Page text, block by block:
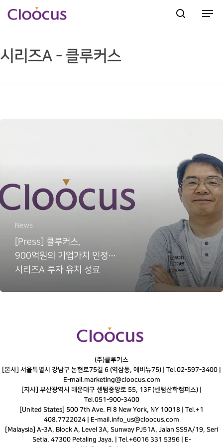
Hit enter to search or ESC to close
시리즈A - 클루커스
News
[Press] 클루커스,
900억원의 기업가치 인정…
시리즈A 투자 유치 성료
(주)클루커스
[본사] 서울특별시 강남구 논현로75길 6 (역삼동, 에비뉴75) | Tel.02-597-3400
E-mail.marketing@cloocus.com
[지사] 부산광역시 해운대구 센텀중앙로 55, 13F (센텀산학캠퍼스) |
Tel.051-900-3400
[United States] 500 7th Ave. Fl 8 New York, NY 10018 | Tel.+1
408.7722024 | E-mail.info_us@cloocus.com
[Malaysia] A-3A, Block A, Level 3A, Sunway PJ51A, Jalan SS9A/19, Seri
Setia, 47300 Petaling Jaya. | Tel.+6016 331 5396 | E-